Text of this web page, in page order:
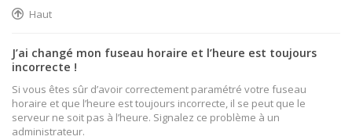
Haut
J’ai changé mon fuseau horaire et l’heure est toujours
incorrecte !
Si vous êtes sûr d’avoir correctement paramétré votre fuseau
horaire et que l’heure est toujours incorrecte, il se peut que le
serveur ne soit pas à l’heure. Signalez ce problème à un
administrateur.